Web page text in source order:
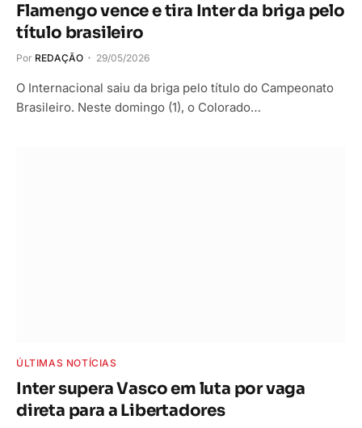
Flamengo vence e tira Inter da briga pelo
título brasileiro
Por REDAÇÃO 29/05/2026
O Internacional saiu da briga pelo título do Campeonato
Brasileiro. Neste domingo (1), o Colorado…
ÚLTIMAS NOTÍCIAS
Inter supera Vasco em luta por vaga
direta para a Libertadores